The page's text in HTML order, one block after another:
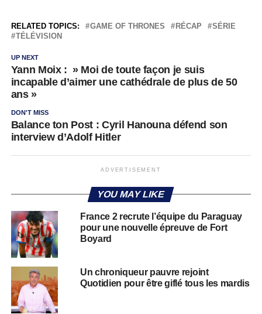
RELATED TOPICS: GAME OF THRONES RÉCAP
SÉRIE
TÉLÉVISION
UP NEXT
Yann Moix : » Moi de toute façon je suis
incapable d’aimer une cathédrale de plus de 50
ans »
DON'T MISS
Balance ton Post : Cyril Hanouna défend son
interview d’Adolf Hitler
ADVERTISEMENT
YOU MAY LIKE
France 2 recrute l’équipe du Paraguay
pour une nouvelle épreuve de Fort
Boyard
Un chroniqueur pauvre rejoint
Quotidien pour être giflé tous les mardis